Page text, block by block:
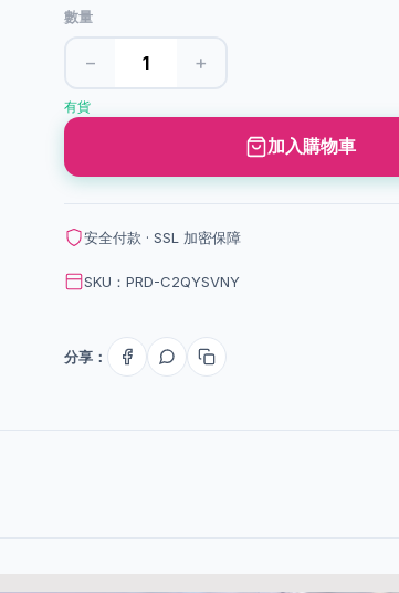
數量
− +
有貨
加入購物車
安全付款 · SSL 加密保障
SKU：PRD-C2QYSVNY
分享：